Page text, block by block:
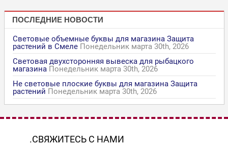
ПОСЛЕДНИЕ НОВОСТИ
Световые объемные буквы для магазина Защита
растений в Смеле Понедельник марта 30th, 2026
Световая двухсторонняя вывеска для рыбацкого
магазина Понедельник марта 30th, 2026
Не световые плоские буквы для магазина Защита
растений Понедельник марта 30th, 2026
.СВЯЖИТЕСЬ С НАМИ